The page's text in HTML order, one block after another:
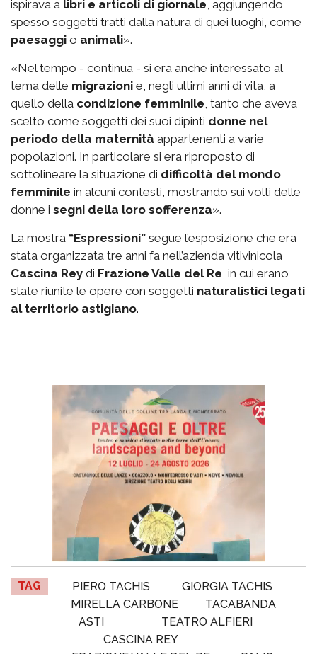
ispirava a libri e articoli di giornale, aggiungendo
spesso soggetti tratti dalla natura di quei luoghi, come
paesaggi o animali».
«Nel tempo - continua - si era anche interessato al
tema delle migrazioni e, negli ultimi anni di vita, a
quello della condizione femminile, tanto che aveva
scelto come soggetti dei suoi dipinti donne nel
periodo della maternità appartenenti a varie
popolazioni. In particolare si era riproposto di
sottolineare la situazione di difficoltà del mondo
femminile in alcuni contesti, mostrando sui volti delle
donne i segni della loro sofferenza».
La mostra “Espressioni” segue l’esposizione che era
stata organizzata tre anni fa nell’azienda vitivinicola
Cascina Rey di Frazione Valle del Re, in cui erano
state riunite le opere con soggetti naturalistici legati
al territorio astigiano.
TAG PIERO TACHIS
GIORGIA TACHIS
MIRELLA CARBONE
TACABANDA
ASTI
TEATRO ALFIERI
CASCINA REY